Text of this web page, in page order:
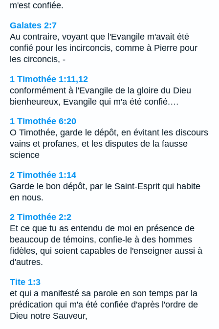
m'est confiée.
Galates 2:7
Au contraire, voyant que l'Evangile m'avait été
confié pour les incirconcis, comme à Pierre pour
les circoncis, -
1 Timothée 1:11,12
conformément à l'Evangile de la gloire du Dieu
bienheureux, Evangile qui m'a été confié.…
1 Timothée 6:20
O Timothée, garde le dépôt, en évitant les discours
vains et profanes, et les disputes de la fausse
science
2 Timothée 1:14
Garde le bon dépôt, par le Saint-Esprit qui habite
en nous.
2 Timothée 2:2
Et ce que tu as entendu de moi en présence de
beaucoup de témoins, confie-le à des hommes
fidèles, qui soient capables de l'enseigner aussi à
d'autres.
Tite 1:3
et qui a manifesté sa parole en son temps par la
prédication qui m'a été confiée d'après l'ordre de
Dieu notre Sauveur,